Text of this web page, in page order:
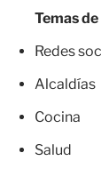
Temas
Redes
Alcaldías
Cocina
Salud